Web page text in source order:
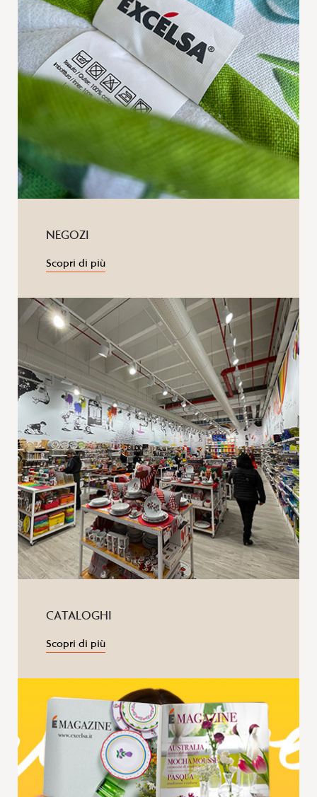
NEGOZI
Scopri di più
CATALOGHI
Scopri di più